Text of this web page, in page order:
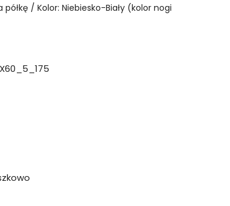
półkę / Kolor: Niebiesko-Biały (kolor nogi